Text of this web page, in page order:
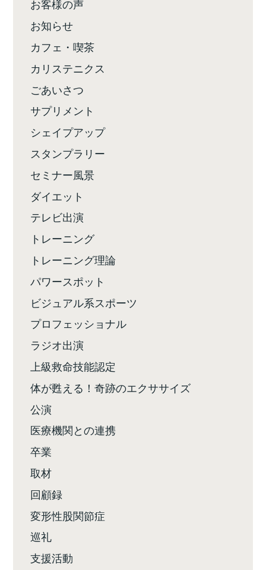
お客様の声
お知らせ
カフェ・喫茶
カリステニクス
ごあいさつ
サプリメント
シェイプアップ
スタンプラリー
セミナー風景
ダイエット
テレビ出演
トレーニング
トレーニング理論
パワースポット
ビジュアル系スポーツ
プロフェッショナル
ラジオ出演
上級救命技能認定
体が甦える！奇跡のエクササイズ
公演
医療機関との連携
卒業
取材
回顧録
変形性股関節症
巡礼
支援活動